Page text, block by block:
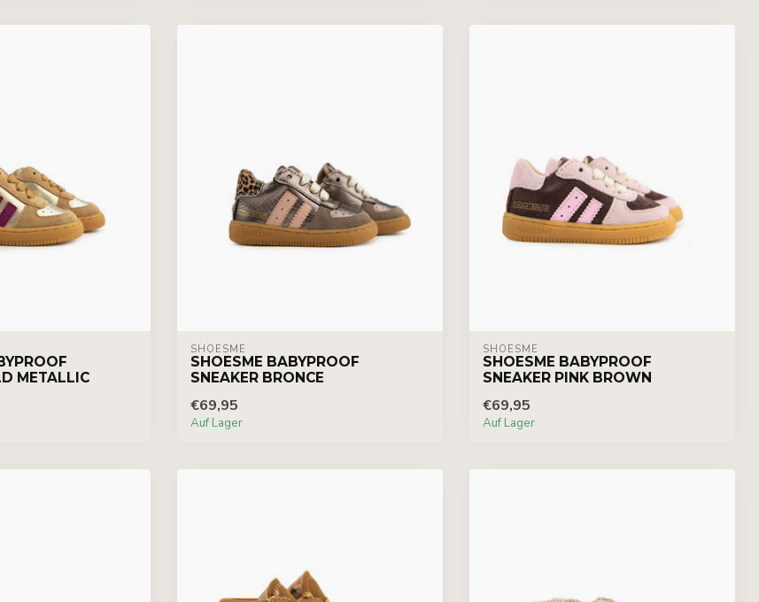
METALLIC
SHOESME
SHOESME BABYPROOF
SNEAKER BRONCE
€69,95
Auf Lager
SHOESME
SHOESME BABYPROOF
SNEAKER PINK BROWN
€69,95
Auf Lager